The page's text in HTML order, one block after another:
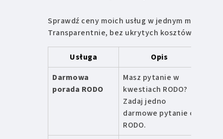
Sprawdź ceny moich usług w jednym miejscu.
Transparentnie, bez ukrytych kosztów.
Usługa Opis
Darmowa
porada RODO
Masz pytanie w
kwestiach RODO?
Zadaj jedno
darmowe pytanie o
RODO.